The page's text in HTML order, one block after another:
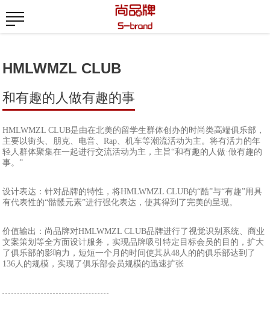
HMLWMZL CLUB
和有趣的人做有趣的事
HMLWMZL CLUB是由在北美的留学生群体创办的时尚类高端俱乐部，
主要以街头、朋克、电音、Rap、机车等潮流活动为主。将有活力的年
轻人群体聚集在一起进行交流活动为主，主旨“和有趣的人做·做有趣的
事。”
设计表达：针对品牌的特性，将HMLWMZL CLUB的“酷”与“有趣”用具
有代表性的“骷髅元素”进行强化表达，使其得到了完美的呈现。
价值输出：尚品牌对HMLWMZL CLUB品牌进行了视觉识别系统、商业
文案策划等全方面设计服务，实现品牌吸引特定目标会员的目的，扩大
了俱乐部的影响力，短短一个月的时间使其从48人的的俱乐部达到了
136人的规模，实现了俱乐部会员规模的迅速扩张